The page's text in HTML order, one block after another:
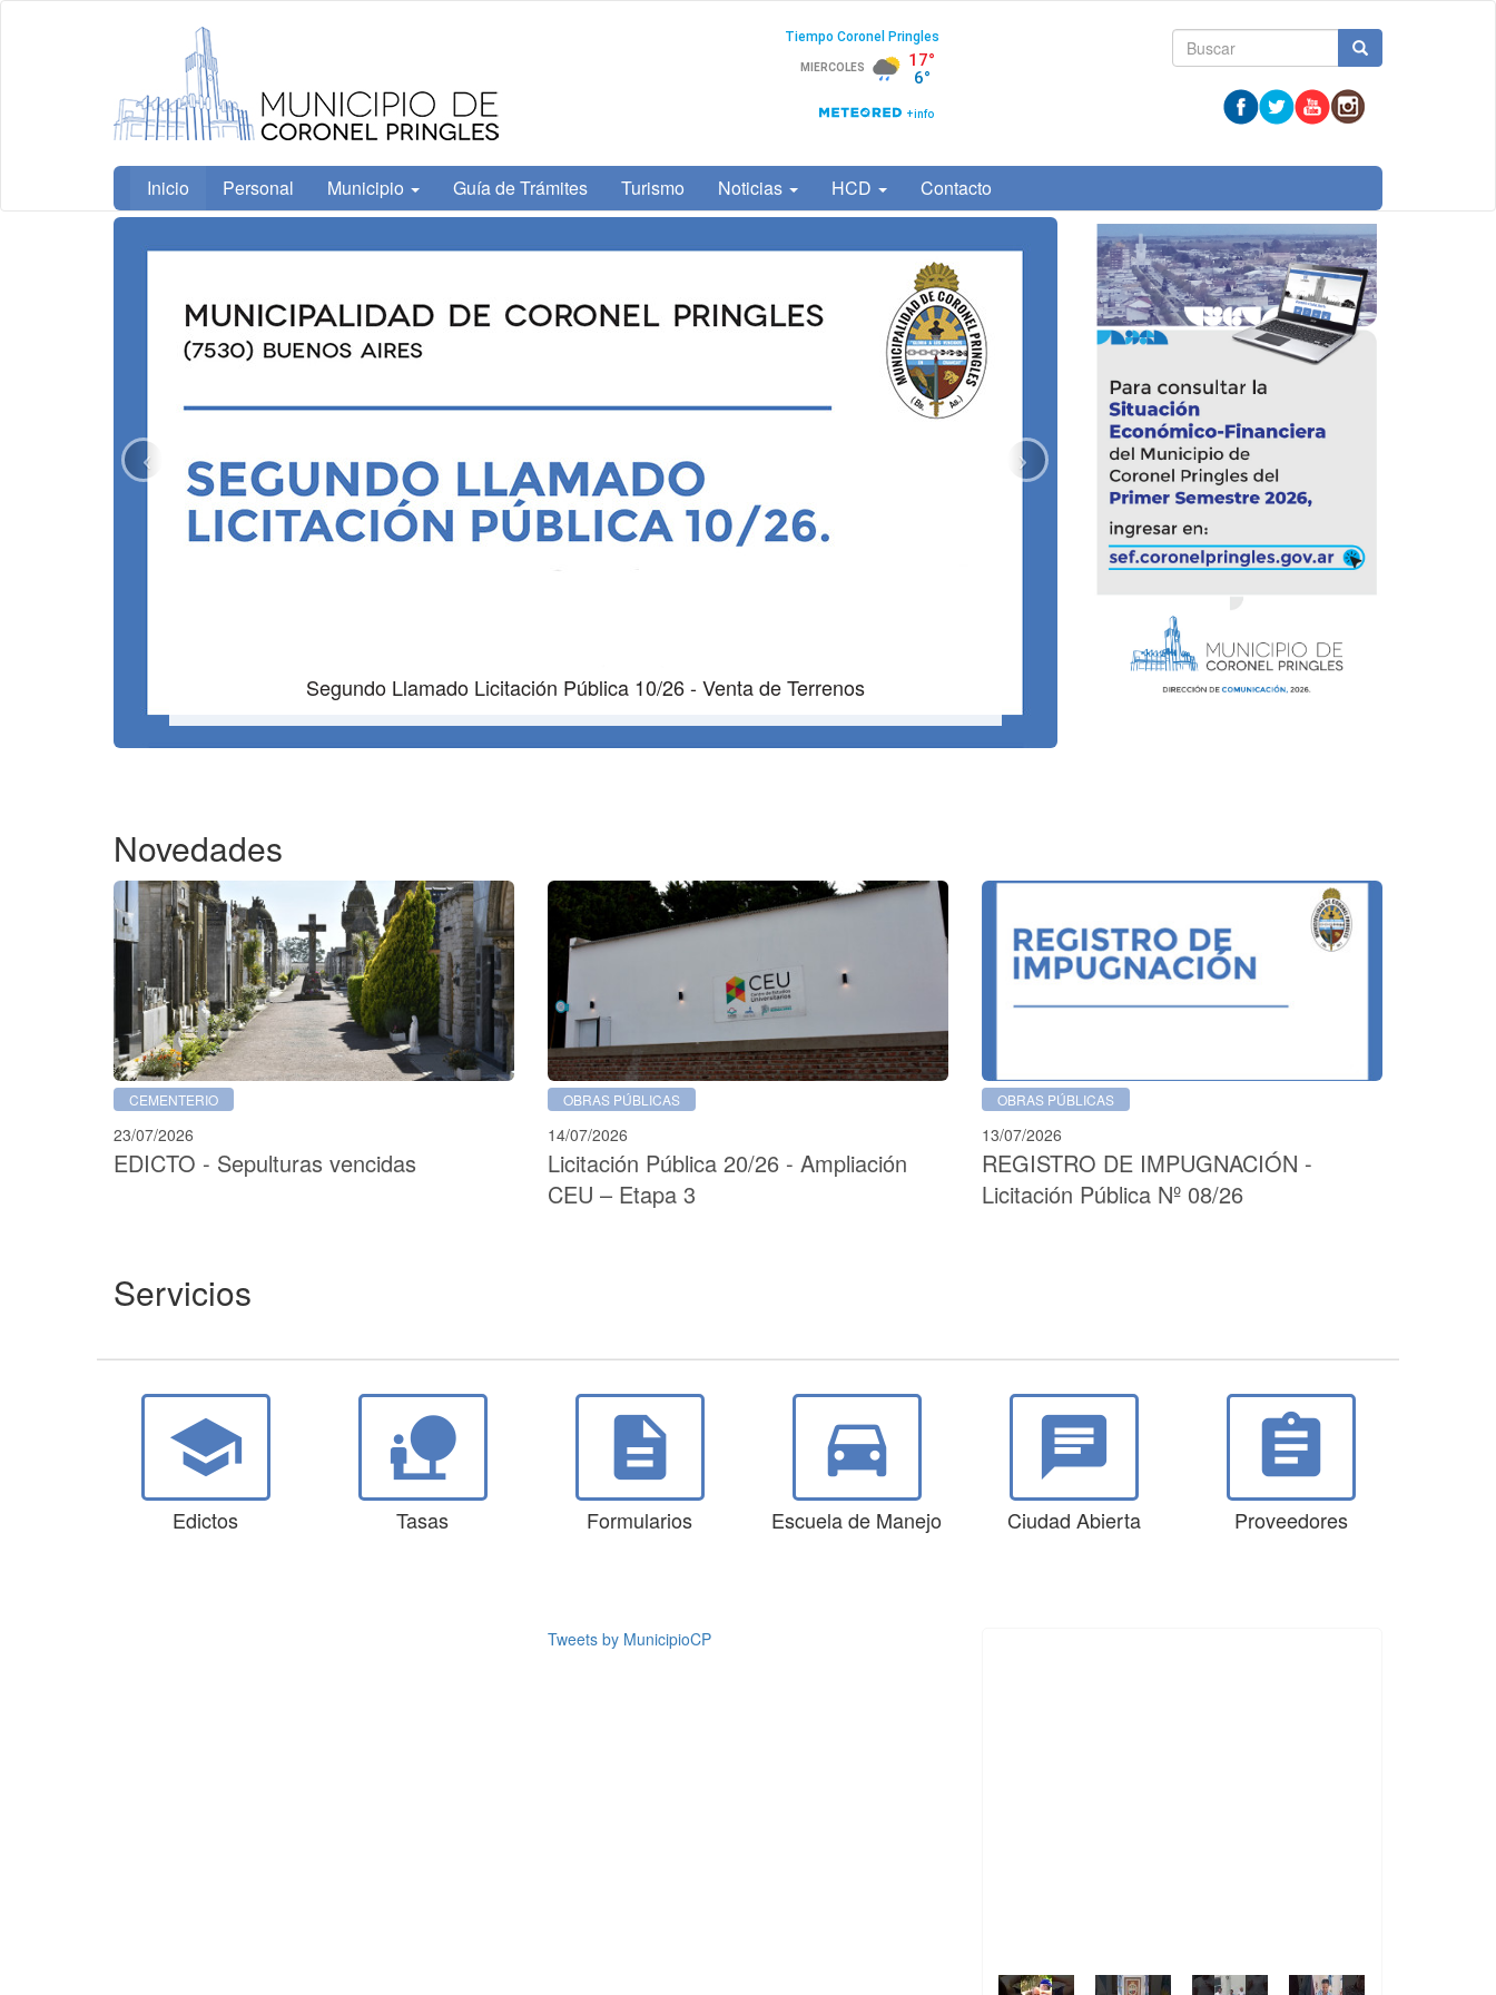
Municipalidad
de Coronel
Formulario
búsqueda
Inicio Personal Municipio Guía de Trámites Turismo Noticias HCD Contacto
Contenido
principal
Información
destacada
Segundo Llamado Licitación Pública 10/26 - Venta de Terrenos
Previous Next
Novedades
CEMENTERIO
23/07/2026
EDICTO - Sepulturas vencidas
OBRAS PÚBLICAS
14/07/2026
Licitación Pública 20/26 - Ampliación
CEU – Etapa 3
OBRAS PÚBLICAS
13/07/2026
REGISTRO DE IMPUGNACIÓN -
Licitación Pública Nº 08/26
Servicios
school
Edictos
nature_people
Tasas
description
Formularios
directions_car
Escuela de Manejo
chat
Ciudad Abierta
assignment
Proveedores
Tweets by MunicipioCP